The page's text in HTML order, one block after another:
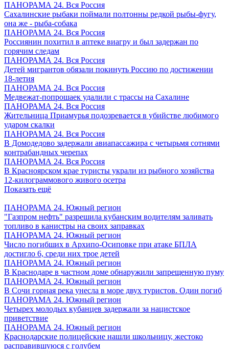
ПАНОРАМА 24. Вся Россия
Сахалинские рыбаки поймали полтонны редкой рыбы-фугу,
она же - рыба-собака
ПАНОРАМА 24. Вся Россия
Россиянин похитил в аптеке виагру и был задержан по
горячим следам
ПАНОРАМА 24. Вся Россия
Детей мигрантов обязали покинуть Россию по достижении
18-летия
ПАНОРАМА 24. Вся Россия
Медвежат-попрошаек удалили с трассы на Сахалине
ПАНОРАМА 24. Вся Россия
Жительница Приамурья подозревается в убийстве любимого
ударом скалки
ПАНОРАМА 24. Вся Россия
В Домодедово задержали авиапассажира с четырьмя сотнями
контрабандных черепах
ПАНОРАМА 24. Вся Россия
В Красноярском крае туристы украли из рыбного хозяйства
12-килограммового живого осетра
Показать ещё
ПАНОРАМА 24. Южный регион
"Газпром нефть" разрешила кубанским водителям заливать
топливо в канистры на своих заправках
ПАНОРАМА 24. Южный регион
Число погибших в Архипо-Осиповке при атаке БПЛА
достигло 6, среди них трое детей
ПАНОРАМА 24. Южный регион
В Краснодаре в частном доме обнаружили запрещенную пуму
ПАНОРАМА 24. Южный регион
В Сочи горная река унесла в море двух туристов. Один погиб
ПАНОРАМА 24. Южный регион
Четырех молодых кубанцев задержали за нацистское
приветствие
ПАНОРАМА 24. Южный регион
Краснодарские полицейские нашли школьницу, жестоко
расправившуюся с голубем